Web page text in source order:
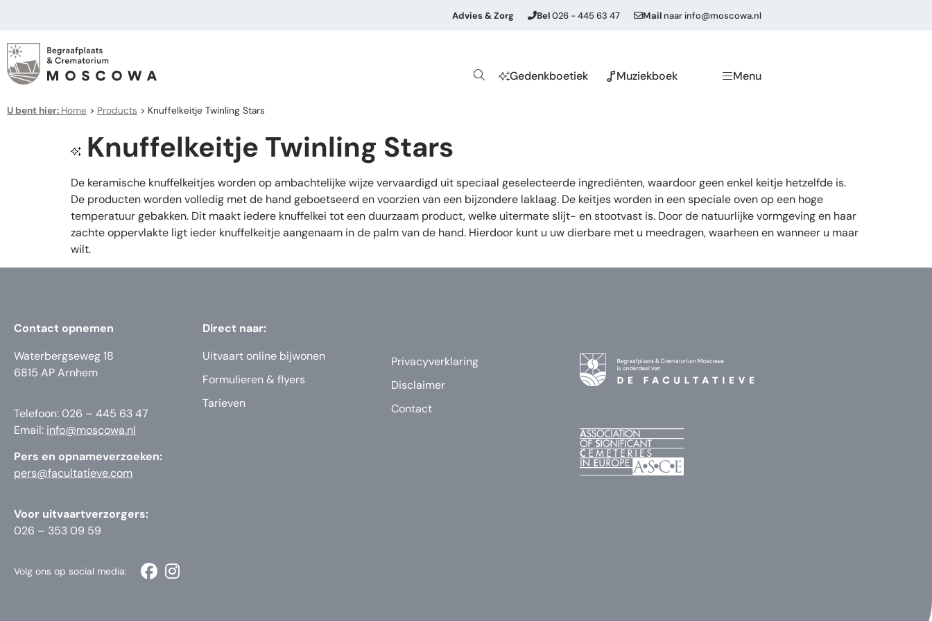
Advies & Zorg Bel026 - 445 63 47 Mail naarinfo@moscowa.nl
Gedenkboetiek Muziekboek Menu
U bent hier: Home > Products > Knuffelkeitje Twinling Stars
Knuffelkeitje Twinling Stars
De keramische knuffelkeitjes worden op ambachtelijke wijze vervaardigd uit speciaal geselecteerde ingrediënten, waardoor geen enkel keitje hetzelfde is.
De producten worden volledig met de hand geboetseerd en voorzien van een bijzondere laklaag. De keitjes worden in een speciale oven op een hoge
temperatuur gebakken. Dit maakt iedere knuffelkei tot een duurzaam product, welke uitermate slijt- en stootvast is. Door de natuurlijke vormgeving en haar
zachte oppervlakte ligt ieder knuffelkeitje aangenaam in de palm van de hand. Hierdoor kunt u uw dierbare met u meedragen, waarheen en wanneer u maar
wilt.
Contact opnemen
Waterbergseweg 18
6815 AP Arnhem
Telefoon: 026 – 445 63 47
Email: info@moscowa.nl
Pers en opnameverzoeken:
pers@facultatieve.com
Voor uitvaartverzorgers:
026 – 353 09 59
Direct naar:
Uitvaart online bijwonen
Formulieren & flyers
Tarieven
Privacyverklaring
Disclaimer
Contact
Volg ons op social media: